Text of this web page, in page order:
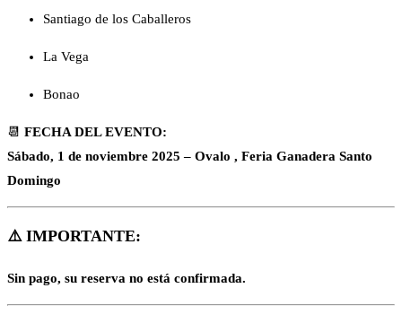
Santiago de los Caballeros
La Vega
Bonao
📆 FECHA DEL EVENTO:
Sábado, 1 de noviembre 2025 – Ovalo , Feria Ganadera Santo
Domingo
⚠️ IMPORTANTE:
Sin pago, su reserva no está confirmada.